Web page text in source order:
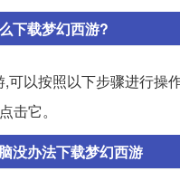
下载梦幻西游?
可以按照以下步骤进行操
击它。
没办法下载梦幻西游